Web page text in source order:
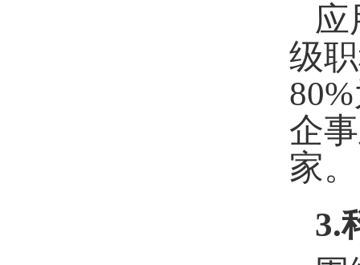
应
级
企
家。
3.